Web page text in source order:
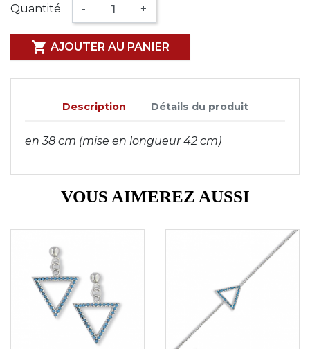
Quantité - +
 AJOUTER AU PANIER
Description Détails du produit
en 38 cm (mise en longueur 42 cm)
VOUS AIMEREZ AUSSI